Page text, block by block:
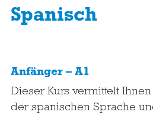
Spanisch
Anfänger – A1
Dieser Kurs vermittelt
der spanischen Sprache